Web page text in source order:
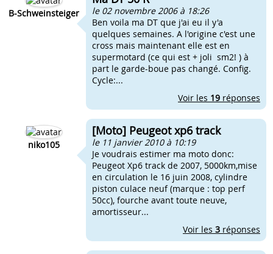
B-Schweinsteiger
le 02 novembre 2006 à 18:26
Ben voila ma DT que j'ai eu il y'a
quelques semaines. A l'origine c'est une
cross mais maintenant elle est en
supermotard (ce qui est + joli sm2! ) à
part le garde-boue pas changé. Config.
Cycle:...
Voir les 19 réponses
niko105
[Moto] Peugeot xp6 track
le 11 janvier 2010 à 10:19
Je voudrais estimer ma moto donc:
Peugeot Xp6 track de 2007, 5000km,mise
en circulation le 16 juin 2008, cylindre
piston culace neuf (marque : top perf
50cc), fourche avant toute neuve,
amortisseur...
Voir les 3 réponses